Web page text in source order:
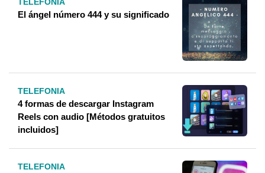
El ángel número 444 y su significado
TELEFONIA
4 formas de descargar Instagram
Reels con audio [Métodos gratuitos
incluidos]
TELEFONIA